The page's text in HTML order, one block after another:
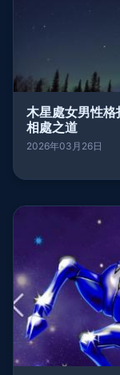
木星處女男性
相處之道
2026年03月26日